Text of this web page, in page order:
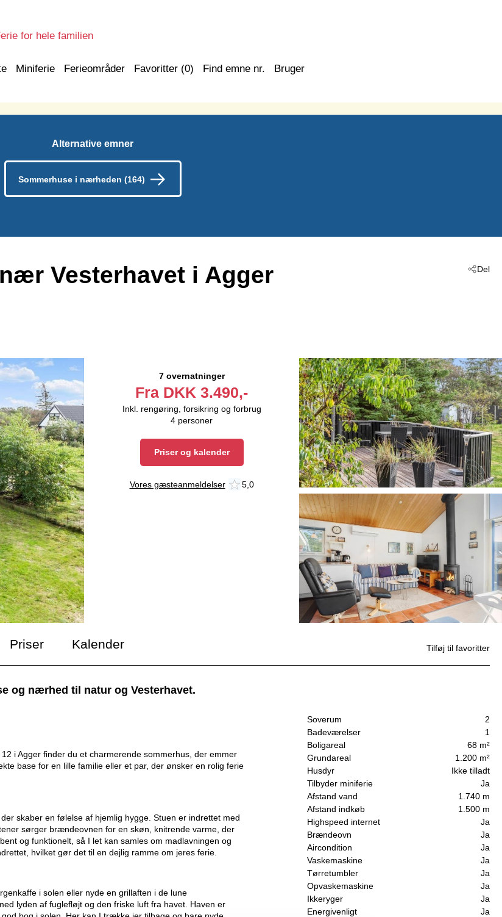
for hele familien
Miniferie Ferieområder Favoritter (0) Find emne nr. Bruger
Alternative emner
Sommerhuse i nærheden (164)
Del
Vesterhavet i Agger
7 overnatninger
Fra DKK 3.490,-
Inkl. rengøring, forsikring og forbrug
4 personer
Priser og kalender
Vores gæsteanmeldelser 5,0
Priser Kalender
og nærhed til natur og Vesterhavet.
Soverum
2
Badeværelser
1
Boligareal
68 m²
Grundareal
1.200 m²
Husdyr
Ikke tilladt
Tilbyder miniferie
Ja
Afstand vand
1.740 m
Afstand indkøb
1.500 m
Highspeed internet
Ja
Brændeovn
Ja
Aircondition
Ja
Vaskemaskine
Ja
Tørretumbler
Ja
Opvaskemaskine
Ja
Ikkeryger
Ja
Energivenligt
Ja
Tilføj til favoritter
i Agger finder du et charmerende sommerhus, der emmer
base for en lille familie eller et par, der ønsker en rolig ferie
skaber en følelse af hjemlig hygge. Stuen er indrettet med
sørger brændeovnen for en skøn, knitrende varme, der
og funktionelt, så I let kan samles om madlavningen og
hvilket gør det til en dejlig ramme om jeres ferie.
i solen eller nyde en grillaften i de lune
lyden af fuglefløjt og den friske luft fra havet. Haven er